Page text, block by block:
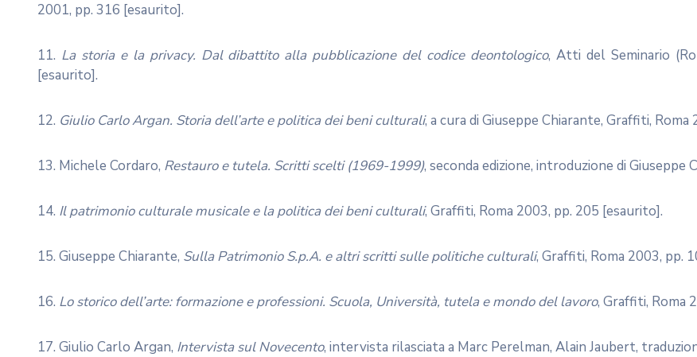
2001, pp. 316 [esaurito].
11. La storia e la privacy. Dal dibattito alla pubblicazione del codice deontologico, Atti del Seminario
[esaurito].
12. Giulio Carlo Argan. Storia dell’arte e politica dei beni culturali, a cura di Giuseppe Chiarante, Graffiti,
13. Michele Cordaro, Restauro e tutela. Scritti scelti (1969-1999), seconda edizione, introduzione di
14. Il patrimonio culturale musicale e la politica dei beni culturali, Graffiti, Roma 2003, pp. 205 [esaurito].
15. Giuseppe Chiarante, Sulla Patrimonio S.p.A. e altri scritti sulle politiche culturali, Graffiti, Roma 2003, pp.
16. Lo storico dell’arte: formazione e professioni. Scuola, Università, tutela e mondo del lavoro, Graffiti, Roma
17. Giulio Carlo Argan, Intervista sul Novecento, intervista rilasciata a Marc Perelman, Alain Jaubert,